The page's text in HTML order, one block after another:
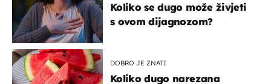
Koliko se dugo može živjeti
s ovom dijagnozom?
DOBRO JE ZNATI
Koliko dugo narezana